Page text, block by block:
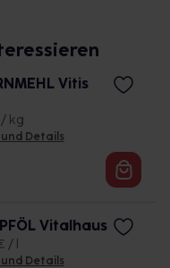
Vitis
/ kg
Details
Vitalhaus
/ l
Details